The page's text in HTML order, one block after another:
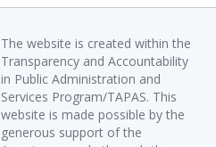
The website is created within the
Transparency and Accountability
in Public Administration and
Services Program/TAPAS. This
website is made possible by the
generous support of the